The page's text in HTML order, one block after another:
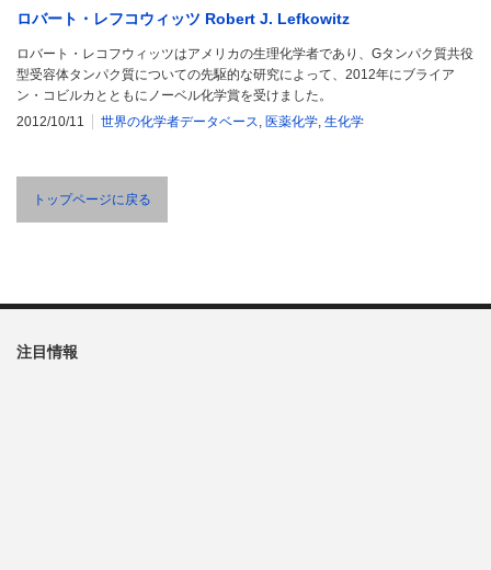
ロバート・レフコウィッツ Robert J. Lefkowitz
ロバート・レコフウィッツはアメリカの生理化学者であり、Gタンパク質共役
型受容体タンパク質についての先駆的な研究によって、2012年にブライア
ン・コビルカとともにノーベル化学賞を受けました。
2012/10/11
世界の化学者データベース, 医薬化学, 生化学
トップページに戻る
注目情報